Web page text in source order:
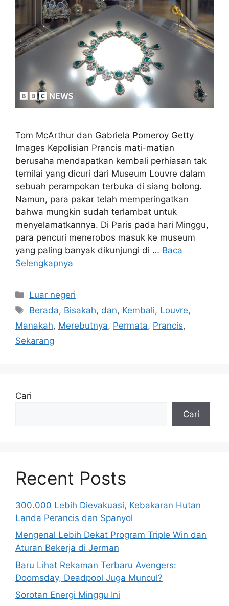
Tom McArthur dan Gabriela Pomeroy Getty
Images Kepolisian Prancis mati-matian
berusaha mendapatkan kembali perhiasan tak
ternilai yang dicuri dari Museum Louvre dalam
sebuah perampokan terbuka di siang bolong.
Namun, para pakar telah memperingatkan
bahwa mungkin sudah terlambat untuk
menyelamatkannya. Di Paris pada hari Minggu,
para pencuri menerobos masuk ke museum
yang paling banyak dikunjungi di … Baca
Selengkapnya
Kategori
Luar negeri
Tag
Berada, Bisakah, dan, Kembali, Louvre,
Manakah, Merebutnya, Permata, Prancis,
Sekarang
Cari
Cari
Recent Posts
300.000 Lebih Dievakuasi, Kebakaran Hutan
Landa Perancis dan Spanyol
Mengenal Lebih Dekat Program Triple Win dan
Aturan Bekerja di Jerman
Baru Lihat Rekaman Terbaru Avengers:
Doomsday, Deadpool Juga Muncul?
Sorotan Energi Minggu Ini